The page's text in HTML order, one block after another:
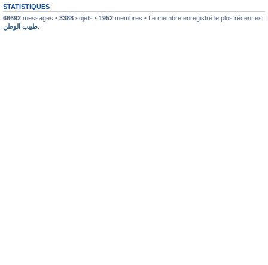
STATISTIQUES
66692 messages • 3388 sujets • 1952 membres • Le membre enregistré le plus récent est
طبيب الوطن